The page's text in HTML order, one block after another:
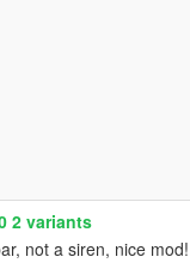
2 variants
not a siren, nice mod!